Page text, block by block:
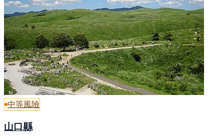
中等風險
山口縣